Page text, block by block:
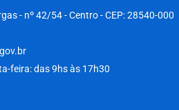
- nº 42/54 - Centro - CEP: 28540-000
feira: das 9hs às 17h30